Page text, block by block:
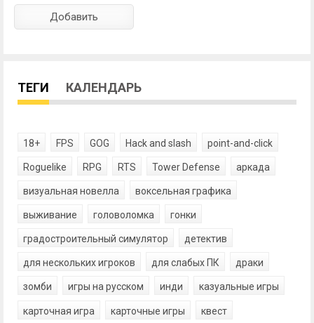
ТЕГИ КАЛЕНДАРЬ
18+ FPS GOG Hack and slash point-and-click
Roguelike RPG RTS Tower Defense аркада
визуальная новелла воксельная графика
выживание головоломка гонки
градостроительный симулятор детектив
для нескольких игроков для слабых ПК драки
зомби игры на русском инди казуальные игры
карточная игра карточные игры квест